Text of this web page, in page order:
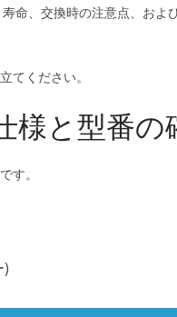
命、交換時の注意点、お
てください。
様と型番の
す。
)